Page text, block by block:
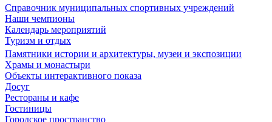
Справочник муниципальных спортивных учреждений
Наши чемпионы
Календарь мероприятий
Туризм и отдых
Памятники истории и архитектуры, музеи и экспозиции
Храмы и монастыри
Объекты интерактивного показа
Досуг
Рестораны и кафе
Гостиницы
Городское пространство